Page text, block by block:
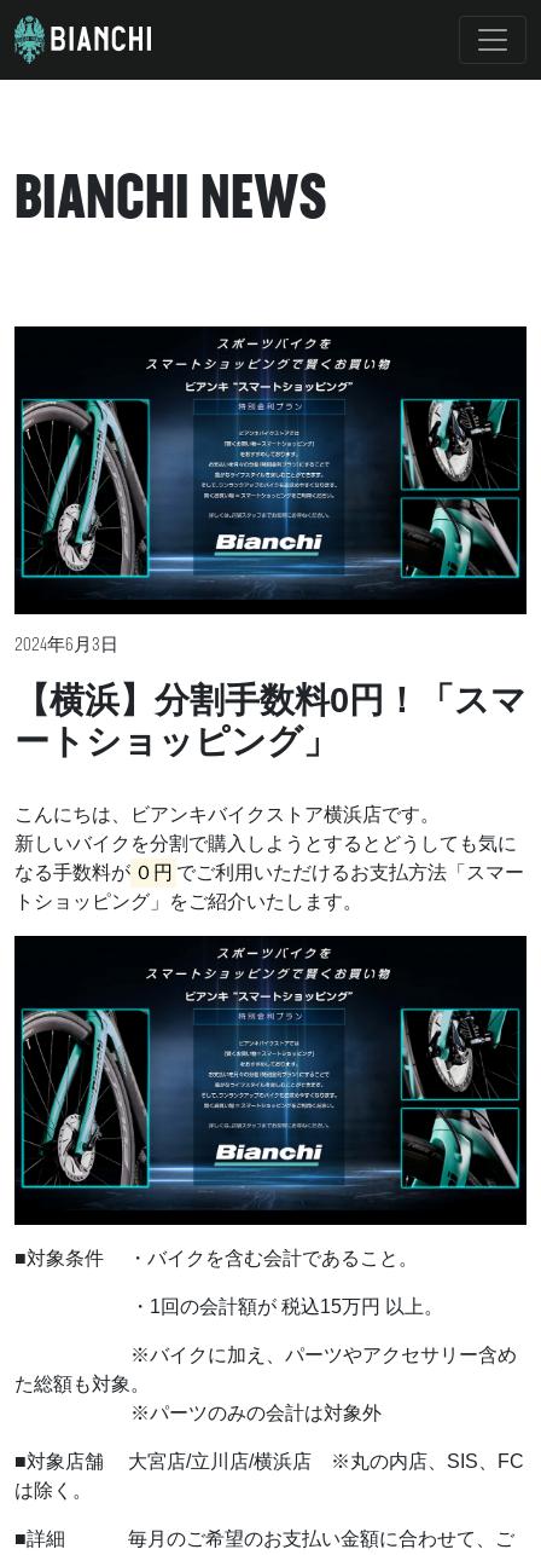
BIANCHI NEWS
2024年6月3日
【横浜】分割手数料0円！「スマ
ートショッピング」
こんにちは、ビアンキバイクストア横浜店です。
新しいバイクを分割で購入しようとするとどうしても気に
なる手数料が ０円 でご利用いただけるお支払方法「スマー
トショッピング」をご紹介いたします。
■対象条件 ・バイクを含む会計であること。
・1回の会計額が 税込15万円 以上。
※バイクに加え、パーツやアクセサリー含め
た総額も対象。
※パーツのみの会計は対象外
■対象店舗 大宮店/立川店/横浜店 ※丸の内店、SIS、FC
は除く。
■詳細 毎月のご希望のお支払い金額に合わせて、ご